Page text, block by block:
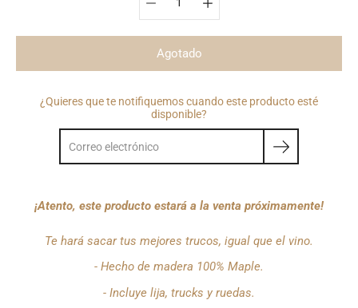
Agotado
¿Quieres que te notifiquemos cuando este producto esté
disponible?
¡Atento, este producto estará a la venta próximamente!
Te hará sacar tus mejores trucos, igual que el vino.
- Hecho de madera 100% Maple.
- Incluye lija, trucks y ruedas.